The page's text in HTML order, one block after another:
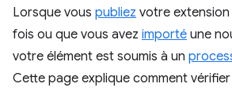
Lorsque vous publiez votre
fois ou que vous avez importé une
votre élément est soumis à un
Cette page explique comment